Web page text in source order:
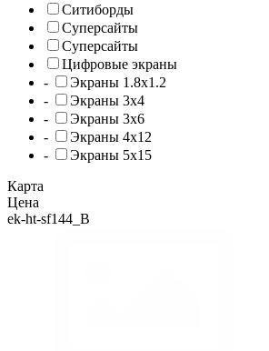
Ситиборды
Суперсайты
Суперсайты
Цифровые экраны
-
Экраны 1.8x1.2
-
Экраны 3x4
-
Экраны 3x6
-
Экраны 4x12
-
Экраны 5x15
Карта
Цена
ek-ht-sf144_B